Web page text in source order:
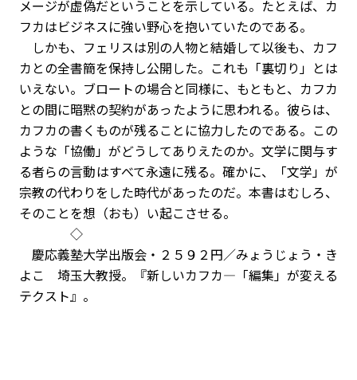
メージが虚偽だということを示している。たとえば、カ
フカはビジネスに強い野心を抱いていたのである。
しかも、フェリスは別の人物と結婚して以後も、カフ
カとの全書簡を保持し公開した。これも「裏切り」とは
いえない。ブロートの場合と同様に、もともと、カフカ
との間に暗黙の契約があったように思われる。彼らは、
カフカの書くものが残ることに協力したのである。この
ような「協働」がどうしてありえたのか。文学に関与す
る者らの言動はすべて永遠に残る。確かに、「文学」が
宗教の代わりをした時代があったのだ。本書はむしろ、
そのことを想（おも）い起こさせる。
◇
慶応義塾大学出版会・２５９２円／みょうじょう・き
よこ 埼玉大教授。『新しいカフカ—「編集」が変える
テクスト』。